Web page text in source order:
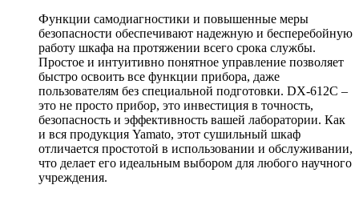
Функции самодиагностики и повышенные меры
безопасности обеспечивают надежную и бесперебойную
работу шкафа на протяжении всего срока службы.
Простое и интуитивно понятное управление позволяет
быстро освоить все функции прибора, даже
пользователям без специальной подготовки. DX-612C –
это не просто прибор, это инвестиция в точность,
безопасность и эффективность вашей лаборатории. Как
и вся продукция Yamato, этот сушильный шкаф
отличается простотой в использовании и обслуживании,
что делает его идеальным выбором для любого научного
учреждения.